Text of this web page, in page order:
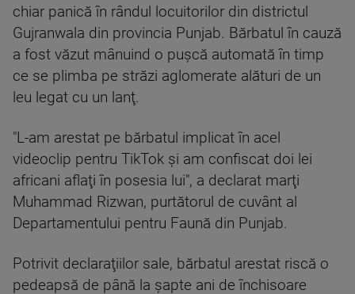
chiar panică în rândul locuitorilor din districtul
Gujranwala din provincia Punjab. Bărbatul în cauză
a fost văzut mânuind o puşcă automată în timp
ce se plimba pe străzi aglomerate alături de un
leu legat cu un lanţ.
"L-am arestat pe bărbatul implicat în acel
videoclip pentru TikTok şi am confiscat doi lei
africani aflaţi în posesia lui", a declarat marţi
Muhammad Rizwan, purtătorul de cuvânt al
Departamentului pentru Faună din Punjab.
Potrivit declaraţiilor sale, bărbatul arestat riscă o
pedeapsă de până la şapte ani de închisoare